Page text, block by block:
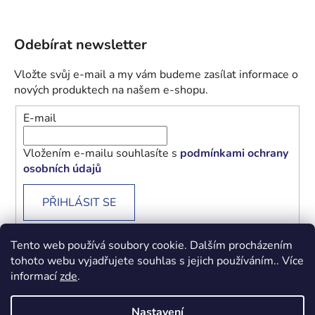
Tento web používá soubory cookie. Dalším procházením
tohoto webu vyjadřujete souhlas s jejich používáním.. Více
informacízde.
Odebírat newsletter
Vložte svůj e-mail a my vám budeme zasílat informace o
nových produktech na našem e-shopu.
E-mail
Vložením e-mailu souhlasíte s podmínkami ochrany
osobních údajů
PŘIHLÁSIT SE
Obchodní podmínky Podmínky ochrany osobních údajů